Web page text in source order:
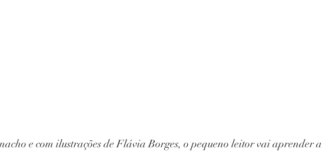
e com ilustrações de Flávia Borges, o pequeno leitor vai aprender a